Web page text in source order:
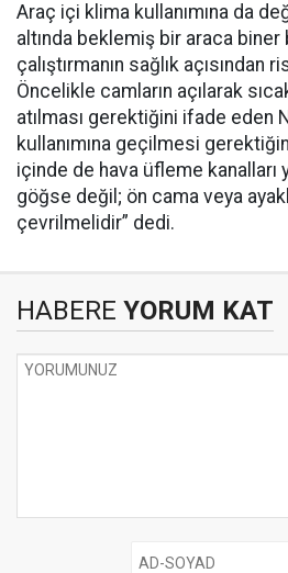
Araç içi klima kullanımına da
altında beklemiş bir araca biner
çalıştırmanın sağlık
Öncelikle camların açılarak
atılması gerektiğini ifade eden
kullanımına geçilmesi
içinde de hava üfleme kanalları
göğse değil; ön cama veya
çevrilmelidir” dedi.
HABERE YORUM KAT